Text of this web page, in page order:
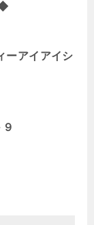
ーアイアイシ